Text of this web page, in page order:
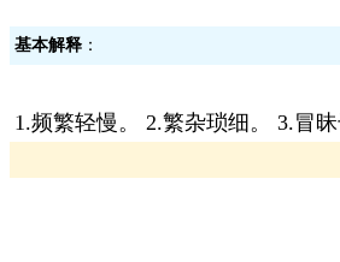
基本解释 ：
1.频繁轻慢。 2.繁杂琐细。 3.冒昧